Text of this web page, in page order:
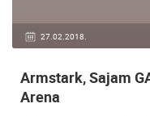
27.02.2018.
Armstark, Sajam
Arena